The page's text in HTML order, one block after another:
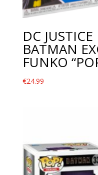
DC
BATMAN
FUNKO
€24.99